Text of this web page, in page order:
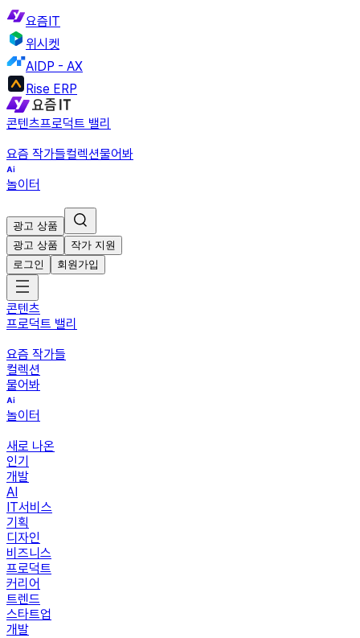
요즘IT
위시켓
AIDP - AX
Rise ERP
콘텐츠프로덕트 밸리
요즘 작가들컬렉션물어봐
놀이터
광고 상품
광고 상품
작가 지원
로그인
회원가입
콘텐츠
프로덕트 밸리
요즘 작가들
컬렉션
물어봐
놀이터
새로 나온
인기
개발
AI
IT서비스
기획
디자인
비즈니스
프로덕트
커리어
트렌드
스타트업
개발